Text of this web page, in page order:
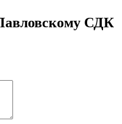
СДК